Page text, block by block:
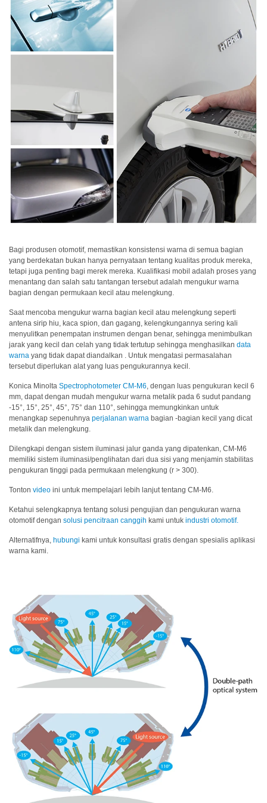
Pelapis
Produk
Perawatan
Plastik
Tekan
dan
Percetakan
Tekstil
Produk
Warna
Pengukuran
Penampilan
Pencitraan
Hiperspektral
Pengukuran
Cahaya
Pengukuran
Tampilan
Produk
yang
Dihentikan
Sumber
Unduh
(ENG)
Unduh
Perangkat
Manual
(ENG)
Buku
Pendidikan
(ENG)
Video
Pusat
Pembelajaran
Pengukuran
Warna
Pengukuran
Bagi produsen otomotif, memastikan konsistensi warna di semua bagian
yang berdekatan bukan hanya pernyataan tentang kualitas produk mereka,
tetapi juga penting bagi merek mereka. Kualifikasi mobil adalah proses yang
menantang dan salah satu tantangan tersebut adalah mengukur warna
bagian dengan permukaan kecil atau melengkung.
Saat mencoba mengukur warna bagian kecil atau melengkung seperti
antena sirip hiu, kaca spion, dan gagang, kelengkungannya sering kali
menyulitkan penempatan instrumen dengan benar, sehingga menimbulkan
jarak yang kecil dan celah yang tidak tertutup sehingga menghasilkan data
warna yang tidak dapat diandalkan . Untuk mengatasi permasalahan
tersebut diperlukan alat yang luas pengukurannya kecil.
Konica Minolta Spectrophotometer CM-M6, dengan luas pengukuran kecil 6
mm, dapat dengan mudah mengukur warna metalik pada 6 sudut pandang
-15°, 15°, 25°, 45°, 75° dan 110°, sehingga memungkinkan untuk
menangkap sepenuhnya perjalanan warna bagian -bagian kecil yang dicat
metalik dan melengkung.
Dilengkapi dengan sistem iluminasi jalur ganda yang dipatenkan, CM-M6
memiliki sistem iluminasi/penglihatan dari dua sisi yang menjamin stabilitas
pengukuran tinggi pada permukaan melengkung (r > 300).
Tonton video ini untuk mempelajari lebih lanjut tentang CM-M6.
Ketahui selengkapnya tentang solusi pengujian dan pengukuran warna
otomotif dengan solusi pencitraan canggih kami untuk industri otomotif.
Alternatifnya, hubungi kami untuk konsultasi gratis dengan spesialis aplikasi
warna kami.